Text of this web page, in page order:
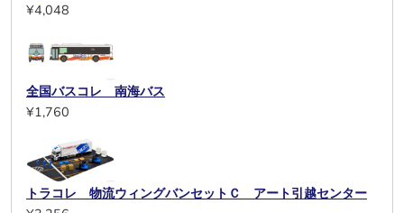
¥4,048
全国バスコレ 南海バス
¥1,760
トラコレ 物流ウィングバンセットＣ アート引越センター